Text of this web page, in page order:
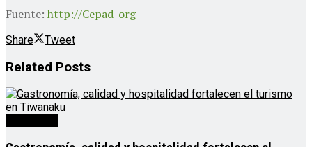
Fuente: http://Cepad-org
Share Tweet
Related Posts